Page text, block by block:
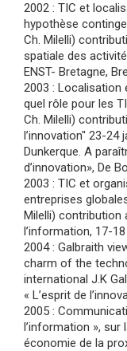
2002 : TIC et
hypothèse
Ch. Milelli)
spatiale des
ENST- Bretagne,
2003 : Localisation
quel rôle pour les
Ch. Milelli)
l’innovation" 23-24
Dunkerque. A
d’innovation», De
2003 : TIC et
entreprises
Milelli) contribution
l’information, 17-
2004 : Galbraith
charm of the
international J.K
« L’esprit de
2005 :
l’information », sur
économie de la